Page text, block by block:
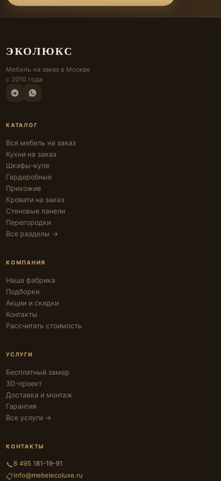
ЭКОЛЮКС
Мебель на заказ в Москве
с 2010 года
КАТАЛОГ
Вся мебель на заказ
Кухни на заказ
Шкафы-купе
Гардеробные
Прихожие
Кровати на заказ
Стеновые панели
Перегородки
Все разделы →
КОМПАНИЯ
Наша фабрика
Подборки
Акции и скидки
Контакты
Рассчитать стоимость
УСЛУГИ
Бесплатный замер
3D-проект
Доставка и монтаж
Гарантия
Все услуги →
КОНТАКТЫ
📞8 495 181-19-91
📋info@mebelecoluxe.ru